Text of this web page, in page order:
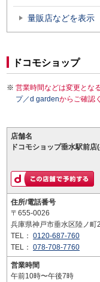
量販店などを表示
ドコモショップ
営業時間などは変更とな
プ／d gardenからご確認
店舗名
ドコモショップ垂水駅前店
住所/電話番号
〒655-0026
兵庫県神戸市垂水区陸ノ町
TEL： 0120-687-760
TEL： 078-708-7760
営業時間
午前10時〜午後7時